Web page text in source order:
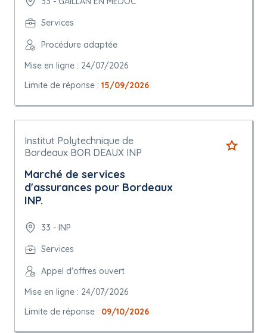
Services
Procédure adaptée
Mise en ligne : 24/07/2026
Limite de réponse : 15/09/2026
Institut Polytechnique de
Bordeaux BOR DEAUX INP
Marché de services
d'assurances pour Bordeaux
INP.
33 - INP
Services
Appel d'offres ouvert
Mise en ligne : 24/07/2026
Limite de réponse : 09/10/2026